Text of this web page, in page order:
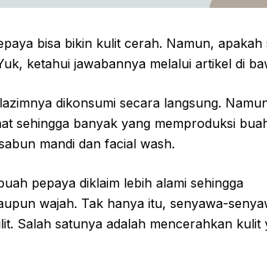
bisa bikin kulit cerah. Namun, apakah
ketahui jawabannya melalui artikel di
dikonsumi secara langsung.
sehingga banyak yang memproduksi
mandi dan facial wash.
pepaya diklaim lebih alami sehingga
wajah. Tak hanya itu, senyawa-
Salah satunya adalah mencerahkan kulit